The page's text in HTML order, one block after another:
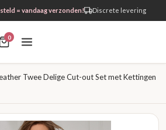
= vandaag verzonden! Discrete levering
0
Twee Delige Cut-out Set met Kettingen